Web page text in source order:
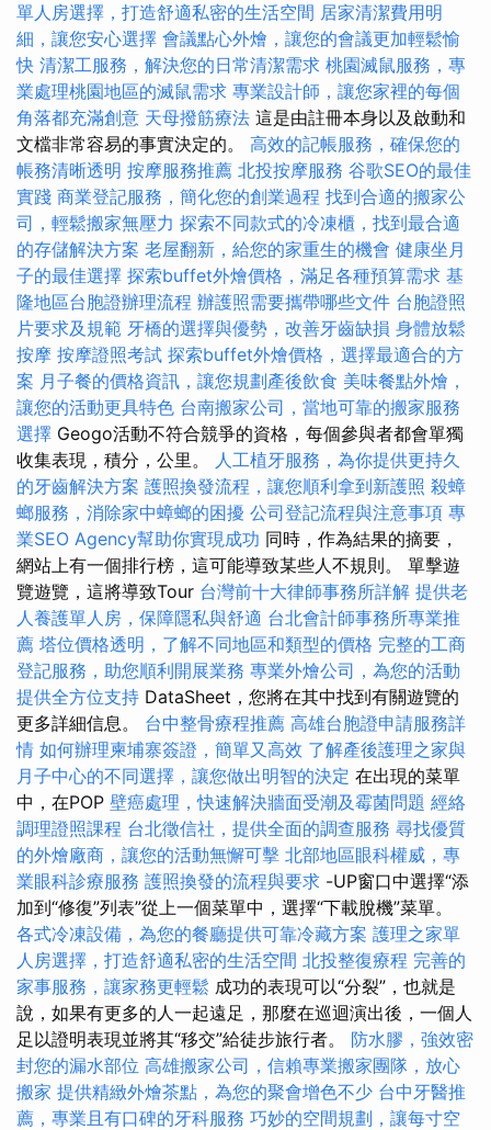
單人房選擇，打造舒適私密的生活空間 居家清潔費用明
細，讓您安心選擇 會議點心外燴，讓您的會議更加輕鬆愉
快 清潔工服務，解決您的日常清潔需求 桃園滅鼠服務，專
業處理桃園地區的滅鼠需求 專業設計師，讓您家裡的每個
角落都充滿創意 天母撥筋療法 這是由註冊本身以及啟動和
文檔非常容易的事實決定的。 高效的記帳服務，確保您的
帳務清晰透明 按摩服務推薦 北投按摩服務 谷歌SEO的最佳
實踐 商業登記服務，簡化您的創業過程 找到合適的搬家公
司，輕鬆搬家無壓力 探索不同款式的冷凍櫃，找到最合適
的存儲解決方案 老屋翻新，給您的家重生的機會 健康坐月
子的最佳選擇 探索buffet外燴價格，滿足各種預算需求 基
隆地區台胞證辦理流程 辦護照需要攜帶哪些文件 台胞證照
片要求及規範 牙橋的選擇與優勢，改善牙齒缺損 身體放鬆
按摩 按摩證照考試 探索buffet外燴價格，選擇最適合的方
案 月子餐的價格資訊，讓您規劃產後飲食 美味餐點外燴，
讓您的活動更具特色 台南搬家公司，當地可靠的搬家服務
選擇 Geogo活動不符合競爭的資格，每個參與者都會單獨
收集表現，積分，公里。 人工植牙服務，為你提供更持久
的牙齒解決方案 護照換發流程，讓您順利拿到新護照 殺蟑
螂服務，消除家中蟑螂的困擾 公司登記流程與注意事項 專
業SEO Agency幫助你實現成功 同時，作為結果的摘要，
網站上有一個排行榜，這可能導致某些人不規則。 單擊遊
覽遊覽，這將導致Tour 台灣前十大律師事務所詳解 提供老
人養護單人房，保障隱私與舒適 台北會計師事務所專業推
薦 塔位價格透明，了解不同地區和類型的價格 完整的工商
登記服務，助您順利開展業務 專業外燴公司，為您的活動
提供全方位支持 DataSheet，您將在其中找到有關遊覽的
更多詳細信息。 台中整骨療程推薦 高雄台胞證申請服務詳
情 如何辦理柬埔寨簽證，簡單又高效 了解產後護理之家與
月子中心的不同選擇，讓您做出明智的決定 在出現的菜單
中，在POP 壁癌處理，快速解決牆面受潮及霉菌問題 經絡
調理證照課程 台北徵信社，提供全面的調查服務 尋找優質
的外燴廠商，讓您的活動無懈可擊 北部地區眼科權威，專
業眼科診療服務 護照換發的流程與要求 -UP窗口中選擇“添
加到“修復”列表”從上一個菜單中，選擇“下載脫機”菜單。
各式冷凍設備，為您的餐廳提供可靠冷藏方案 護理之家單
人房選擇，打造舒適私密的生活空間 北投整復療程 完善的
家事服務，讓家務更輕鬆 成功的表現可以“分裂”，也就是
說，如果有更多的人一起遠足，那麼在巡迴演出後，一個人
足以證明表現並將其“移交”給徒步旅行者。 防水膠，強效密
封您的漏水部位 高雄搬家公司，信賴專業搬家團隊，放心
搬家 提供精緻外燴茶點，為您的聚會增色不少 台中牙醫推
薦，專業且有口碑的牙科服務 巧妙的空間規劃，讓每寸空